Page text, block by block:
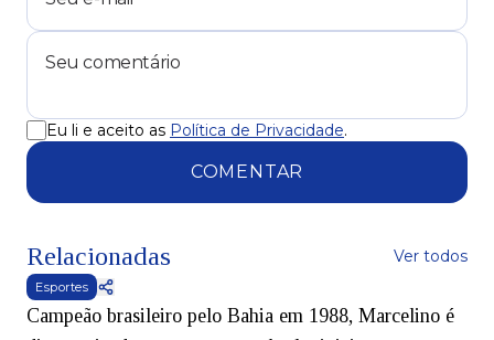
Eu li e aceito as Política de Privacidade.
COMENTAR
Relacionadas Ver todos
Esportes
Campeão brasileiro pelo Bahia em 1988, Marcelino é